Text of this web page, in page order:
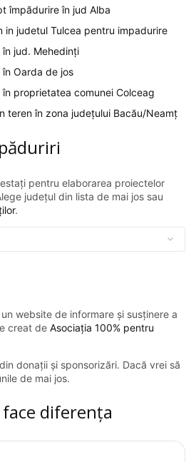
împădurire în jud Alba
in judetul Tulcea pentru impadurire
jud. Mehedinți
Oarda de jos
proprietatea comunei Colceag
teren în zona județului Bacău/Neamț
pentru elaborarea proiectelor
județul din lista de mai jos sau
.
website de informare și susținere a
creat de Asociația 100% pentru
donații și sponsorizări. Dacă vrei să
de mai jos.
diferența